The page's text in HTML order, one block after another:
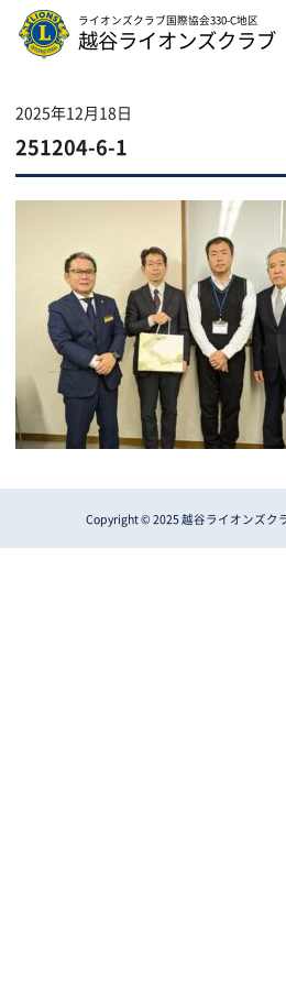
ライオンズクラブ国際協会330-C地区
越谷ライオンズクラブ
2025年12月18日
251204-6-1
Copyright © 2025 越谷ライオンズク